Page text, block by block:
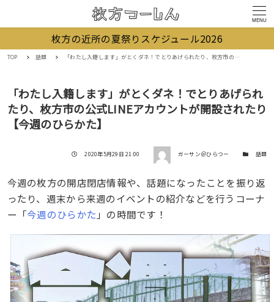
MENU
枚方の近所の夏祭りスケジュール2026
TOP 話題 「わたし入籍します」がとくダネ！でとりあげられたり、枚方市の公式LINEアカウントが開設されたり【今週のひらかた】
「わたし入籍します」がとくダネ！でとりあげられ
たり、枚方市の公式LINEアカウントが開設されたり
【今週のひらかた】
投稿日
2020年5月29日 21:00 著者 ガーサン＠ひらつー カテゴリー
話題
今週の枚方の開店閉店情報や、話題になったことを振り返
ったり、週末から来週のイベントの紹介などを行うコーナ
ー「今週のひらかた 」の時間です！